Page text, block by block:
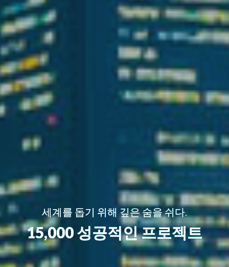
세계를 돕기 위해 깊은 숨을 쉬다.
15,000 성공적인 프로젝트